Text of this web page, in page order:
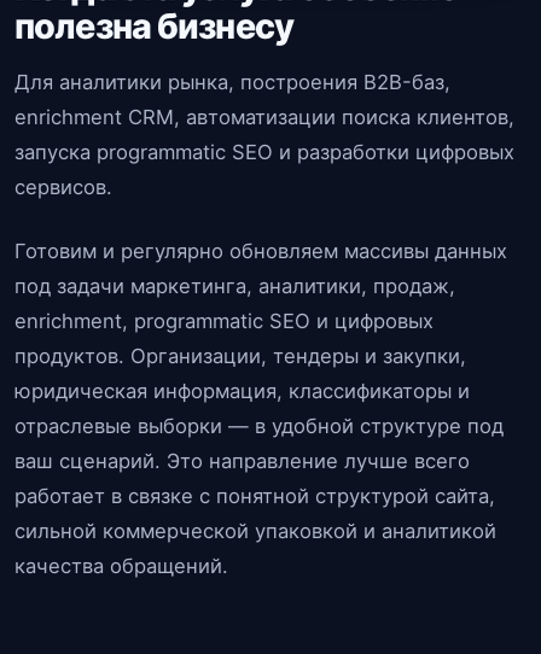
полезна бизнесу
Для аналитики рынка, построения B2B-баз,
enrichment CRM, автоматизации поиска клиентов,
запуска programmatic SEO и разработки цифровых
сервисов.
Готовим и регулярно обновляем массивы данных
под задачи маркетинга, аналитики, продаж,
enrichment, programmatic SEO и цифровых
продуктов. Организации, тендеры и закупки,
юридическая информация, классификаторы и
отраслевые выборки — в удобной структуре под
ваш сценарий. Это направление лучше всего
работает в связке с понятной структурой сайта,
сильной коммерческой упаковкой и аналитикой
качества обращений.